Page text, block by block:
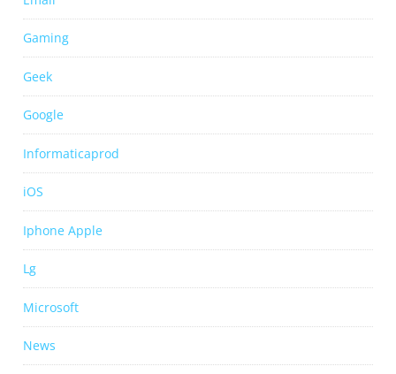
Gaming
Geek
Google
Informaticaprod
iOS
Iphone Apple
Lg
Microsoft
News